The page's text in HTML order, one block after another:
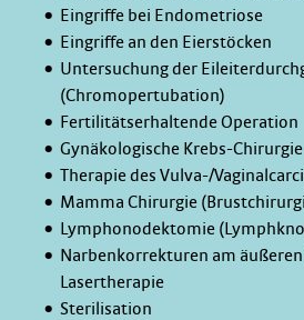
Eingriffe bei Endometriose
Eingriffe an den Eierstöcken
Untersuchung der
(Chromopertubation)
Fertilitätserhaltende Operation
Gynäkologische Krebs-Chirurgie
Therapie des Vulva-/
Mamma Chirurgie
Lymphonodektomie
Narbenkorrekturen am
Lasertherapie
Sterilisation